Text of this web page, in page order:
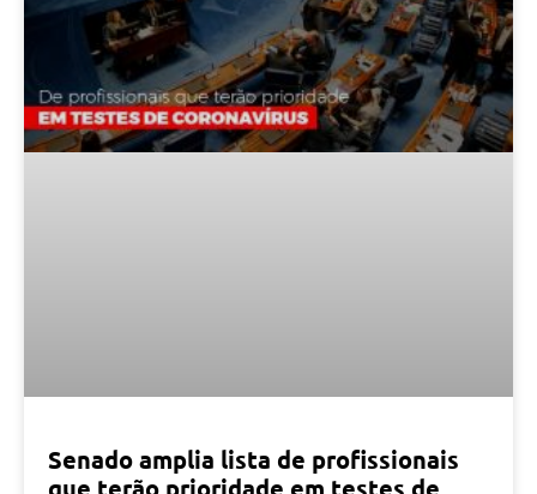
Senado amplia lista de profissionais